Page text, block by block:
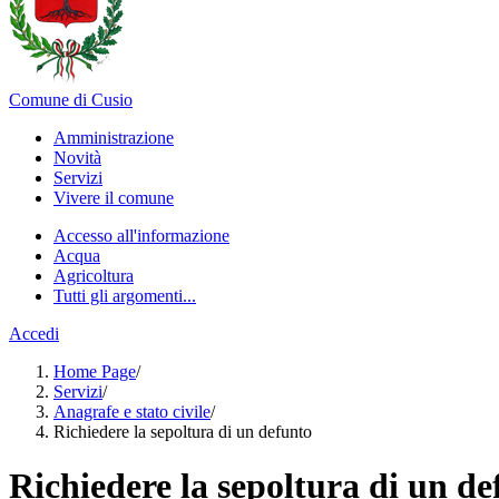
Comune di Cusio
Amministrazione
Novità
Servizi
Vivere il comune
Accesso all'informazione
Acqua
Agricoltura
Tutti gli argomenti...
Accedi
Home Page/
Servizi/
Anagrafe e stato civile/
Richiedere la sepoltura di un defunto
Richiedere la sepoltura di un